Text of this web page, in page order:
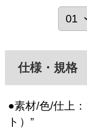
仕様・規格
●素材/色/仕上
ト）”